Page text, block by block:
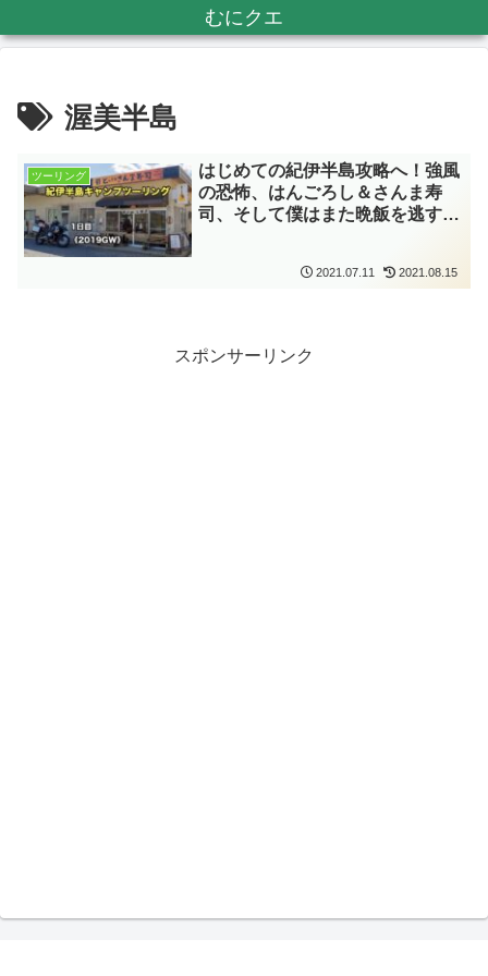
むにクエ
渥美半島
ツーリング
はじめての紀伊半島攻略へ！強風
の恐怖、はんごろし＆さんま寿
司、そして僕はまた晩飯を逃す。
2021.07.11 2021.08.15
スポンサーリンク